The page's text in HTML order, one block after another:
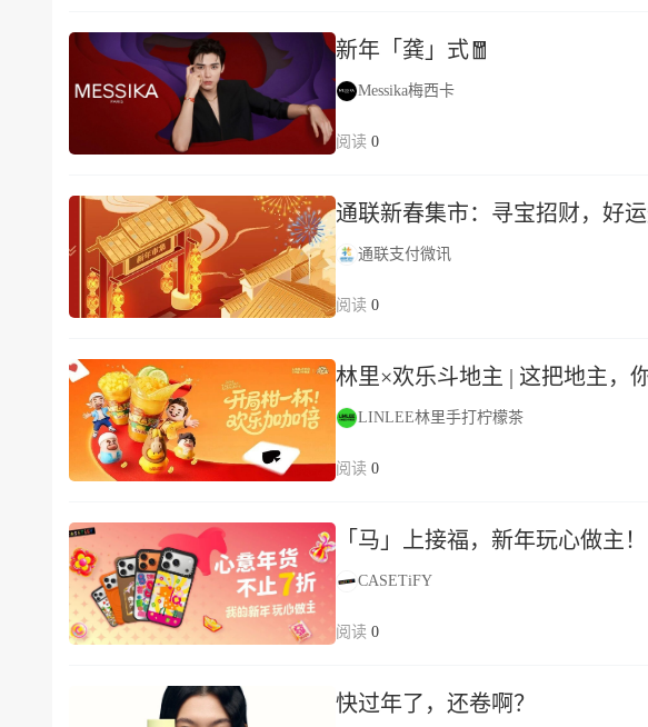
新年「龚」式🧧
Messika梅西卡
0
通联新春集市：寻宝招财，好
通联支付微讯
0
林里×欢乐斗地主 | 这把地主，
LINLEE林里手打柠檬茶
0
「马」上接福，新年玩心做主！
CASETiFY
0
快过年了，还卷啊？